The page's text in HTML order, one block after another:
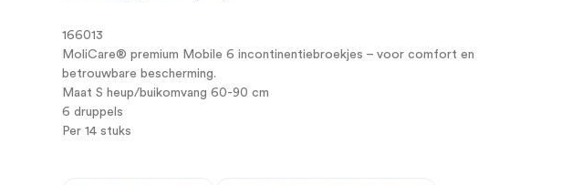
166013
MoliCare® premium Mobile 6 incontinentiebroekjes – voor comfort en
betrouwbare bescherming.
Maat S heup/buikomvang 60-90 cm
6 druppels
Per 14 stuks